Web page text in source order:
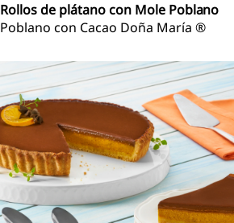
Rollos de plátano con Mole Poblano
Poblano con Cacao Doña María ®